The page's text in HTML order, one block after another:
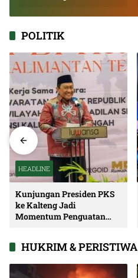
POLITIK
HEADLINE
Kunjungan Presiden PKS
ke Kalteng Jadi
Momentum Penguatan
HUKRIM & PERISTIWA